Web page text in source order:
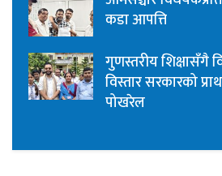
कडा आपत्ति
गुणस्तरीय शिक्षासँगै
विस्तार सरकारको
पोखरेल